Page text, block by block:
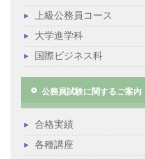
上級公務員コース
大学進学科
国際ビジネス科
公務員試験に関するご案内
合格実績
各種講座